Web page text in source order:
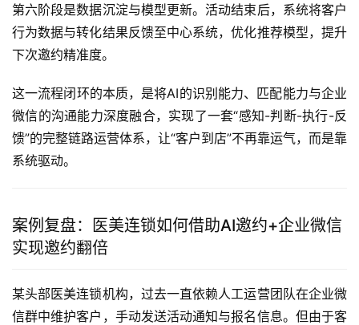
第六阶段是数据沉淀与模型更新。活动结束后，系统将客户
行为数据与转化结果反馈至中心系统，优化推荐模型，提升
下次邀约精准度。
这一流程闭环的本质，是将AI的识别能力、匹配能力与企业
微信的沟通能力深度融合，实现了一套“感知-判断-执行-反
馈”的完整链路运营体系，让“客户到店”不再靠运气，而是靠
系统驱动。
案例复盘：医美连锁如何借助AI邀约+企业微信
实现邀约翻倍
某头部医美连锁机构，过去一直依赖人工运营团队在企业微
信群中维护客户，手动发送活动通知与报名信息。但由于客